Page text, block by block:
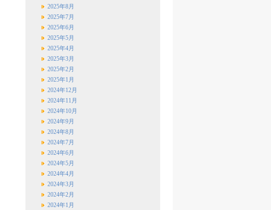
2025年8月
2025年7月
2025年6月
2025年5月
2025年4月
2025年3月
2025年2月
2025年1月
2024年12月
2024年11月
2024年10月
2024年9月
2024年8月
2024年7月
2024年6月
2024年5月
2024年4月
2024年3月
2024年2月
2024年1月